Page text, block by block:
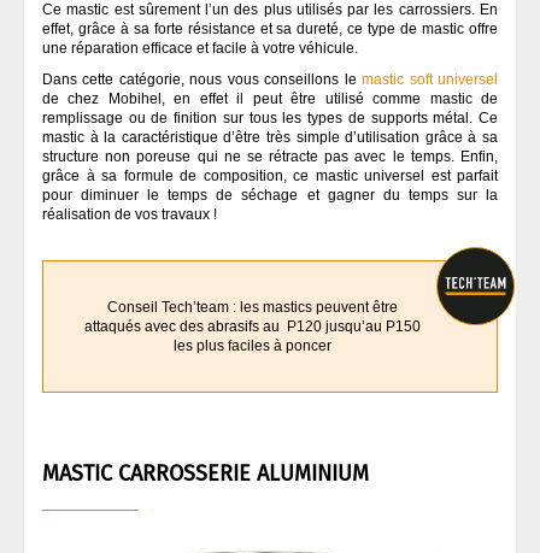
OUTILLAGE À MAIN
OUTILLAGE ÉLECTRIQUE
PEINTURE
PONÇAGE CARROSSERIE
PULVÉRISATION
Ce mastic est sûrement l’un des plus utilisés par les carrossiers. En
effet, grâce à sa forte résistance et sa dureté, ce type de mastic offre
une réparation efficace et facile à votre véhicule.
Dans cette catégorie, nous vous conseillons lemastic soft universel
de chez Mobihel, en effet il peut être utilisé comme mastic de
remplissage ou de finition sur tous les types de supports métal. Ce
mastic à la caractéristique d’être très simple d’utilisation grâce à sa
structure non poreuse qui ne se rétracte pas avec le temps. Enfin,
grâce à sa formule de composition, ce mastic universel est parfait
pour diminuer le temps de séchage et gagner du temps sur la
réalisation de vos travaux !
Conseil Tech’team : les mastics peuvent être
attaqués avec des abrasifs au P120 jusqu’au P150
les plus faciles à poncer
MASTIC CARROSSERIE ALUMINIUM